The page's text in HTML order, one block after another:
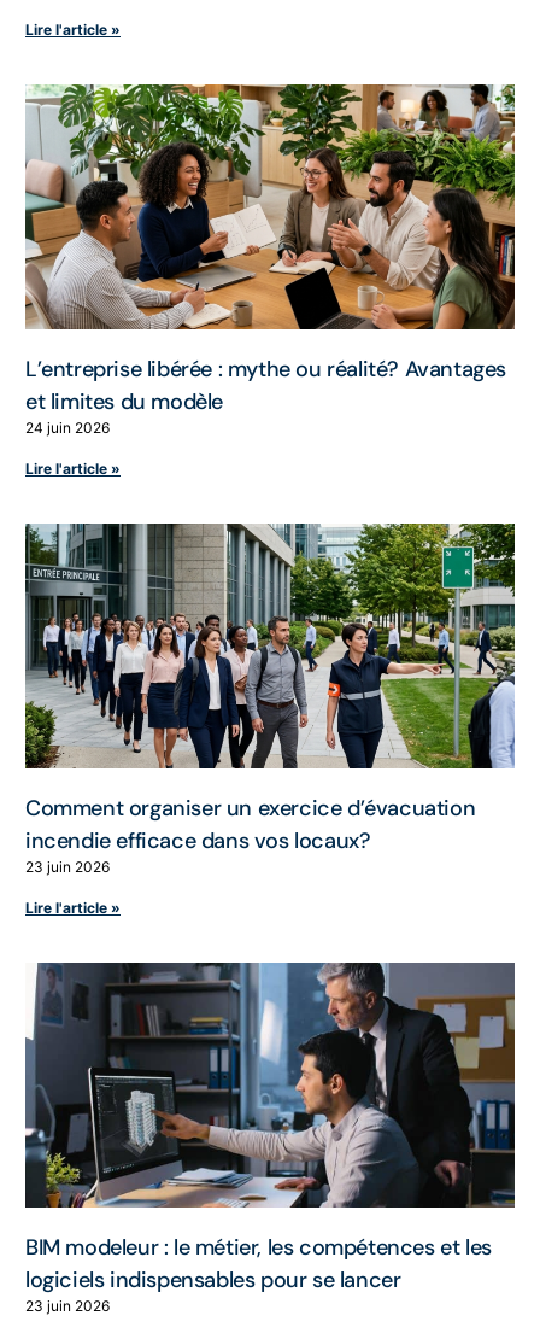
Lire l'article »
L’entreprise libérée : mythe ou réalité? Avantages
et limites du modèle
24 juin 2026
Lire l'article »
Comment organiser un exercice d’évacuation
incendie efficace dans vos locaux?
23 juin 2026
Lire l'article »
BIM modeleur : le métier, les compétences et les
logiciels indispensables pour se lancer
23 juin 2026